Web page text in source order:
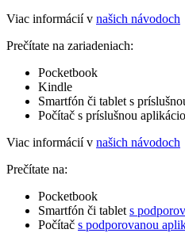
Viac informácií v našich návodoch
Prečítate na zariadeniach:
Pocketbook
Kindle
Smartfón či tablet s
Počítač s príslušnou
Viac informácií v našich návodoch
Prečítate na:
Pocketbook
Smartfón či tablet s
Počítač s podporovanou